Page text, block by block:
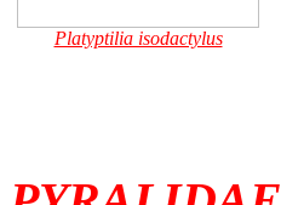
Platyptilia isodactylus